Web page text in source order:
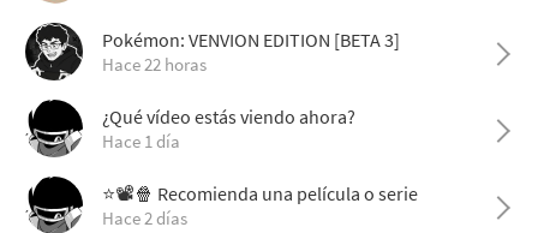
Pokémon: VENVION EDITION [BETA 3]
Hace 22 horas
¿Qué vídeo estás viendo ahora?
Hace 1 día
⭐📽️🍿 Recomienda una película o serie
Hace 2 días